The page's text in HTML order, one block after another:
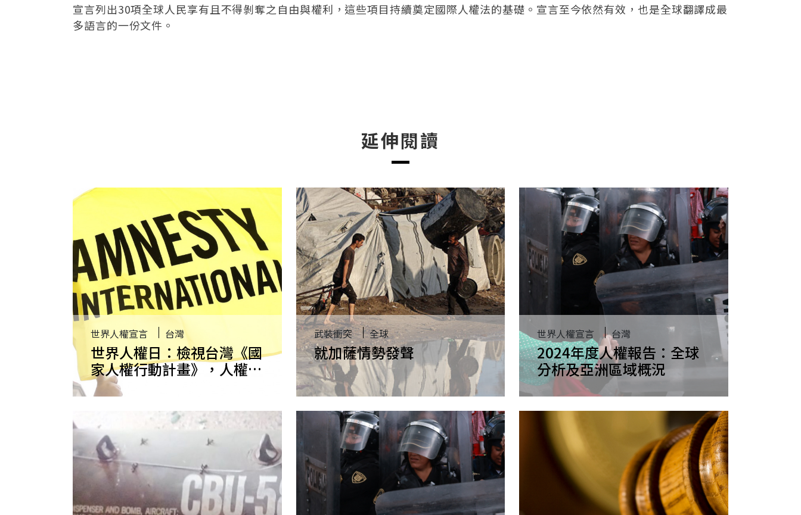
宣言列出30項全球人民享有且不得剝奪之自由與權利，這些項目持續奠定國際人權法的基礎。宣言至今依然有效，也是全球翻譯成最
多語言的一份文件。
延伸閱讀
世界人權宣言 台灣
世界人權日：檢視台灣《國
家人權行動計畫》，人權保
障不能停留在形式
武裝衝突 全球
就加薩情勢發聲
世界人權宣言 台灣
2024年度人權報告：全球
分析及亞洲區域概況